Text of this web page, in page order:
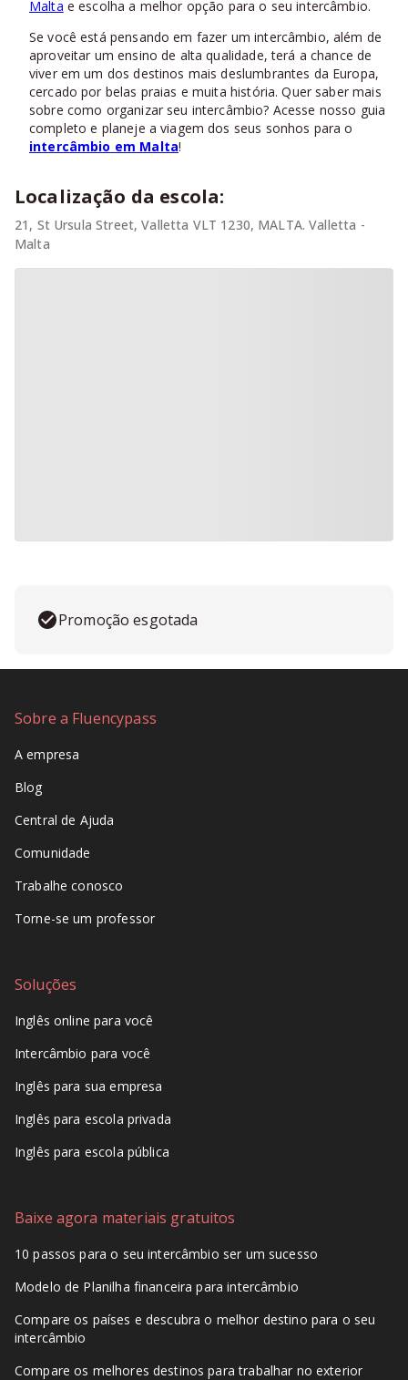
Malta e escolha a melhor opção para o seu intercâmbio.
Se você está pensando em fazer um intercâmbio, além de
aproveitar um ensino de alta qualidade, terá a chance de
viver em um dos destinos mais deslumbrantes da Europa,
cercado por belas praias e muita história. Quer saber mais
sobre como organizar seu intercâmbio? Acesse nosso guia
completo e planeje a viagem dos seus sonhos para o
intercâmbio em Malta!
Localização da escola:
21, St Ursula Street, Valletta VLT 1230, MALTA. Valletta -
Malta
Promoção esgotada
Sobre a Fluencypass
A empresa
Blog
Central de Ajuda
Comunidade
Trabalhe conosco
Torne-se um professor
Soluções
Inglês online para você
Intercâmbio para você
Inglês para sua empresa
Inglês para escola privada
Inglês para escola pública
Baixe agora materiais gratuitos
10 passos para o seu intercâmbio ser um sucesso
Modelo de Planilha financeira para intercâmbio
Compare os países e descubra o melhor destino para o seu
intercâmbio
Compare os melhores destinos para trabalhar no exterior